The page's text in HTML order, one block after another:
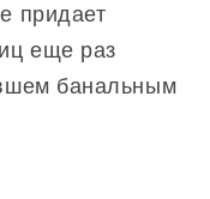
придает
еще раз
банальным